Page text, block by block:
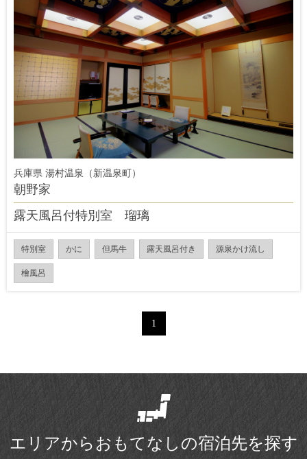
兵庫県 湯村温泉（新温泉町）
朝野家
露天風呂付特別室 瑠璃
特別室 かに 但馬牛 露天風呂付き 源泉かけ流し
檜風呂
1
エリアからおもてなしの宿泊先を探す